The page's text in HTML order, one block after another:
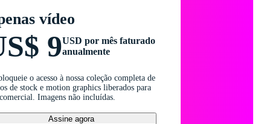
vídeo
9USD por mês faturado
anualmente
o acesso à nossa coleção completa de
de stock e motion graphics liberados para
Imagens não incluídas.
Assine agora